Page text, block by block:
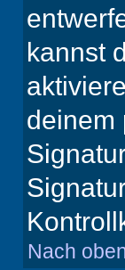
kannst
deinem
Nach